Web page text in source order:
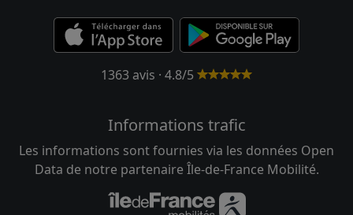
1363 avis · 4.8/5
Informations trafic
Les informations sont fournies via les données Open
Data de notre partenaire Île-de-France Mobilité.